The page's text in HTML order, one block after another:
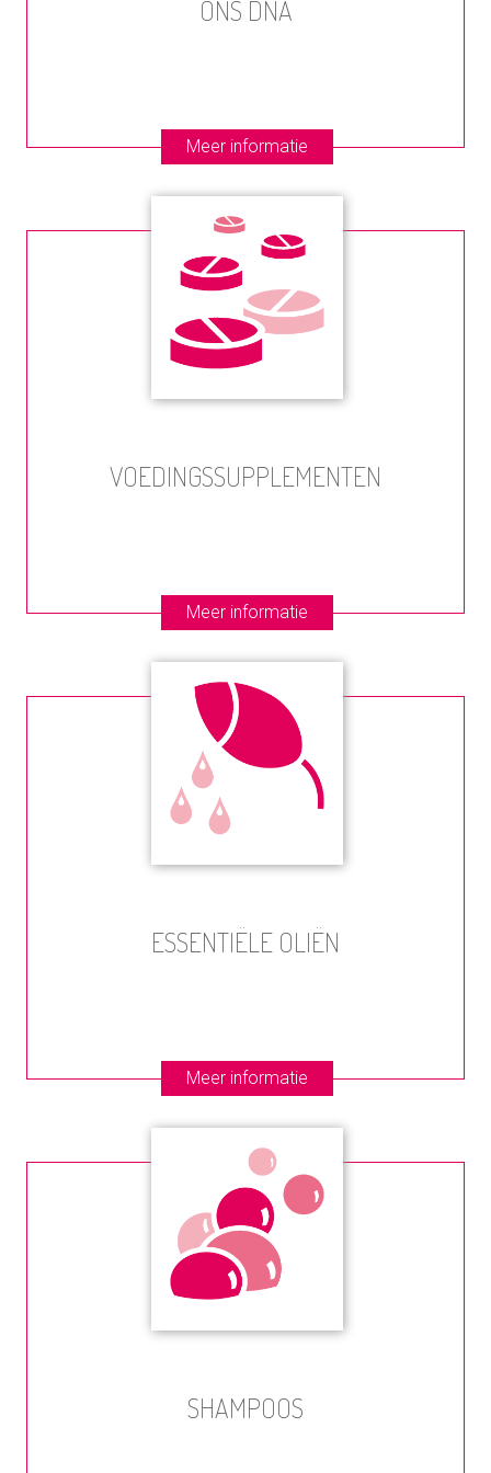
ONS DNA
Meer informatie
VOEDINGSSUPPLEMENTEN
Meer informatie
ESSENTIËLE OLIËN
Meer informatie
SHAMPOOS